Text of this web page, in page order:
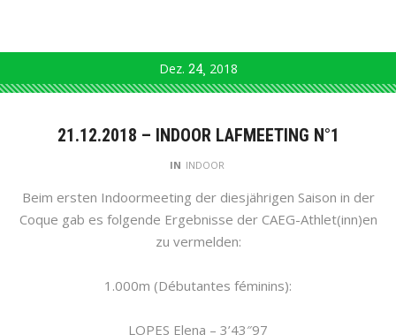
Dez. 24 2018
21.12.2018 – INDOOR LAFMEETING N°1
IN INDOOR
Beim ersten Indoormeeting der diesjährigen Saison in der
Coque gab es folgende Ergebnisse der CAEG-Athlet(inn)en
zu vermelden:
1.000m (Débutantes féminins):
LOPES Elena – 3’43″97